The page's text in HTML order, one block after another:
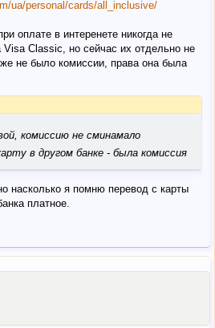
ua/personal/cards/all_inclusive/
оплате в интеренете никогда не
Classic, но сейчас их отдельно не
не было комиссии, права она была
комиссию не сминамало
в другом банке - была комиссия
насколько я помню перевод с карты
платное.